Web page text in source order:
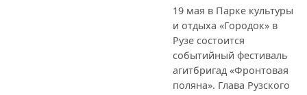
19 мая в Парке культуры
и отдыха «Городок» в
Рузе состоится
событийный фестиваль
агитбригад «Фронтовая
поляна». Глава Рузского